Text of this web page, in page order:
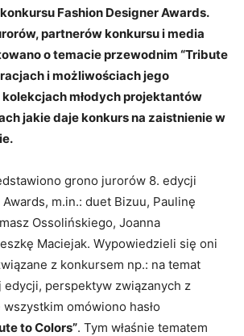
Fashion Designer Awards.
partnerów konkursu i media
o temacie przewodnim “Tribute
i możliwościach jego
młodych projektantów
jakie daje konkurs na zaistnienie w
grono jurorów 8. edycji
m.in.: duet Bizuu, Paulinę
Ossolińskiego, Joanna
Maciejak. Wypowiedzieli się oni
z konkursem np.: na temat
edycji, perspektyw związanych z
omówiono hasło
to Colors”. Tym właśnie tematem